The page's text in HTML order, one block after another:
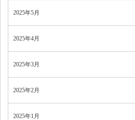
2025年5月
2025年4月
2025年3月
2025年2月
2025年1月